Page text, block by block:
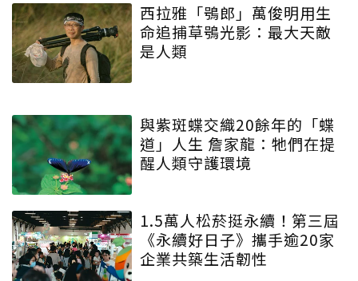
西拉雅「鴞郎」萬俊明用生
命追捕草鴞光影：最大天敵
是人類
與紫斑蝶交織20餘年的「蝶
道」人生 詹家龍：牠們在提
醒人類守護環境
1.5萬人松菸挺永續！第三屆
《永續好日子》攜手逾20家
企業共築生活韌性